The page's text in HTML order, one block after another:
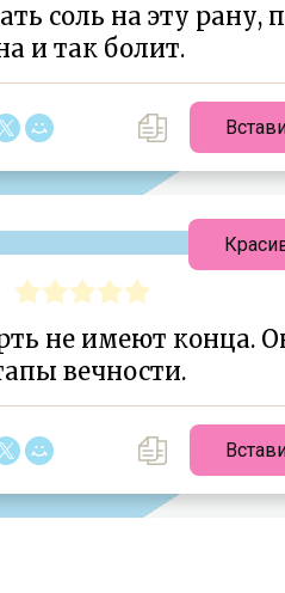
соль на эту рану,
и так болит.
не имеют конца.
вечности.